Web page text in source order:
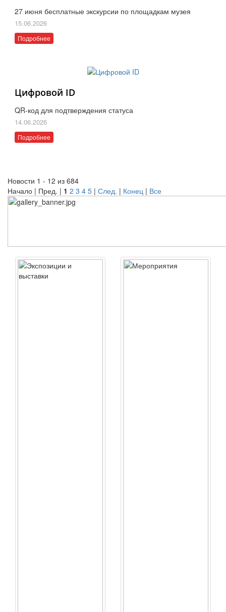
27 июня бесплатные экскурсии по площадкам музея
15.06.2026
Подробнее
Цифровой ID
QR-код для подтверждения статуса
14.06.2026
Подробнее
Новости 1 - 12 из 684
Начало | Пред. | 1 2 3 4 5 | След. | Конец | Все